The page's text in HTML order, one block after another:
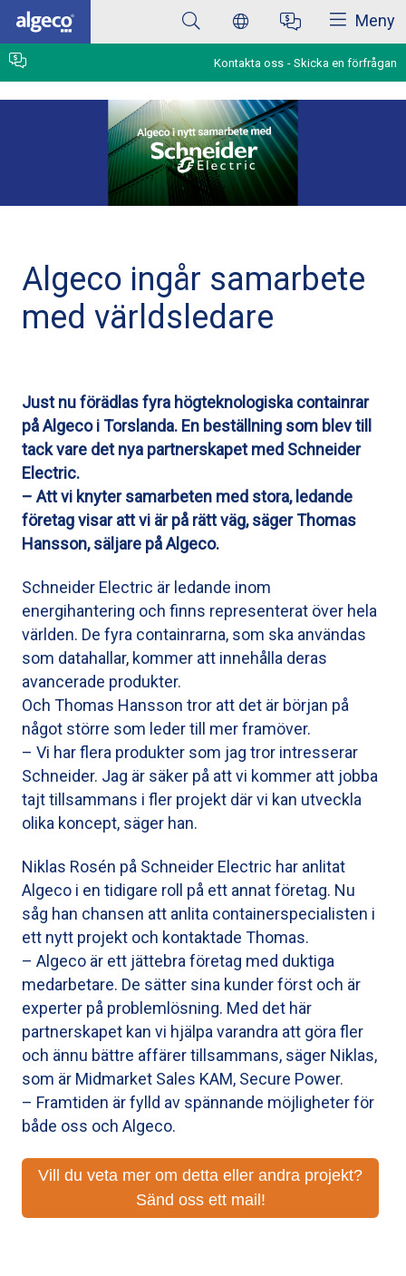
Hoppa
huvudinnehåll
Meny
Kontakta oss Skicka en förfrågan
Algeco ingår samarbete
med världsledare
Just nu förädlas fyra högteknologiska containrar
på Algeco i Torslanda. En beställning som blev till
tack vare det nya partnerskapet med Schneider
Electric.
– Att vi knyter samarbeten med stora, ledande
företag visar att vi är på rätt väg, säger Thomas
Hansson, säljare på Algeco.
Schneider Electric är ledande inom
energihantering och finns representerat över hela
världen. De fyra containrarna, som ska användas
som datahallar, kommer att innehålla deras
avancerade produkter.
Och Thomas Hansson tror att det är början på
något större som leder till mer framöver.
– Vi har flera produkter som jag tror intresserar
Schneider. Jag är säker på att vi kommer att jobba
tajt tillsammans i fler projekt där vi kan utveckla
olika koncept, säger han.
Niklas Rosén på Schneider Electric har anlitat
Algeco i en tidigare roll på ett annat företag. Nu
såg han chansen att anlita containerspecialisten i
ett nytt projekt och kontaktade Thomas.
– Algeco är ett jättebra företag med duktiga
medarbetare. De sätter sina kunder först och är
experter på problemlösning. Med det här
partnerskapet kan vi hjälpa varandra att göra fler
och ännu bättre affärer tillsammans, säger Niklas,
som är Midmarket Sales KAM, Secure Power.
– Framtiden är fylld av spännande möjligheter för
både oss och Algeco.
Vill du veta mer om detta eller andra projekt?
Sänd oss ett mail!